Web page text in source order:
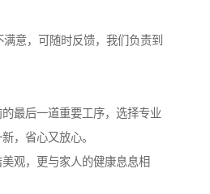
意，可随时反馈，我们负责到
最后一道重要工序，选择专业
，省心又放心。
观，更与家人的健康息息相